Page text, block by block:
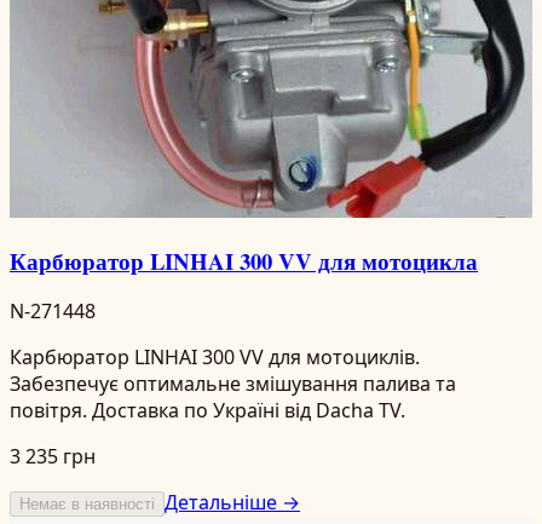
Карбюратор LINHAI 300 VV для мотоцикла
N-271448
Карбюратор LINHAI 300 VV для мотоциклів.
Забезпечує оптимальне змішування палива та
повітря. Доставка по Україні від Dacha TV.
3 235 грн
Немає в наявності Детальніше →